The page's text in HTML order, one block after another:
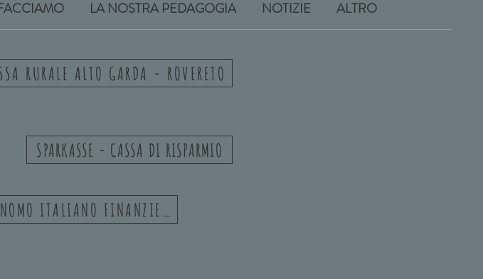
LA NOSTRA PEDAGOGIA NOTIZIE ALTRO
RURALE ALTO GARDA - ROVERETO
SPARKASSE - CASSA DI RISPARMIO
CONVENZIONE SIAF – SINDACATO AUTONOMO ITALIANO FINANZIERI